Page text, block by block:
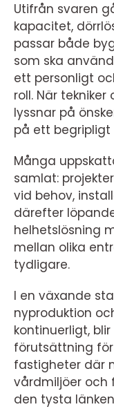
Utifrån svaren
kapacitet,
passar både
som ska
ett personligt
roll. När
lyssnar på
på ett begripligt
Många
samlat:
vid behov,
därefter
helhetslösning
mellan olika
tydligare.
I en växande
nyproduktion
kontinuerligt,
förutsättning
fastigheter där
vårdmiljöer och
den tysta